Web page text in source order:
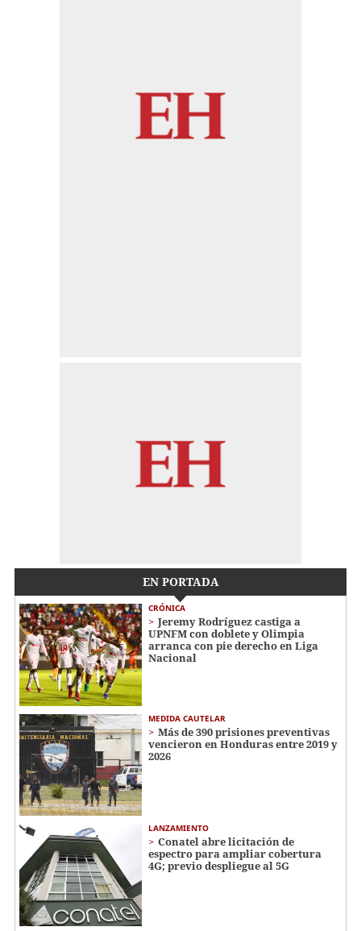
EN PORTADA
CRÓNICA
Jeremy Rodríguez castiga a
UPNFM con doblete y Olimpia
arranca con pie derecho en Liga
Nacional
MEDIDA CAUTELAR
Más de 390 prisiones preventivas
vencieron en Honduras entre 2019 y
2026
LANZAMIENTO
Conatel abre licitación de
espectro para ampliar cobertura
4G; previo despliegue al 5G